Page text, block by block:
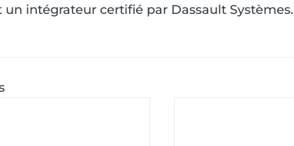
intégrateur certifié par Dassault Systèmes.